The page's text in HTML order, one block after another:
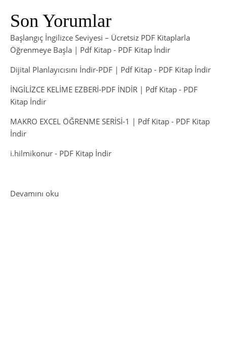
Son Yorumlar
Başlangıç İngilizce Seviyesi – Ücretsiz PDF Kitaplarla
Öğrenmeye Başla | Pdf Kitap - PDF Kitap İndir
Dijital Planlayıcısını İndir-PDF | Pdf Kitap - PDF Kitap İndir
İNGİLİZCE KELİME EZBERİ-PDF İNDİR | Pdf Kitap - PDF
Kitap İndir
MAKRO EXCEL ÖĞRENME SERİSİ-1 | Pdf Kitap - PDF Kitap
İndir
i.hilmikonur - PDF Kitap İndir
Devamını oku